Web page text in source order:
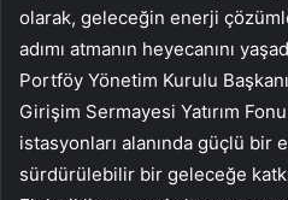
olarak, geleceğin enerji
adımı atmanın heyecanını
Portföy Yönetim Kurulu
Girişim Sermayesi Yatırım
istasyonları alanında güçlü bir
sürdürülebilir bir geleceğe